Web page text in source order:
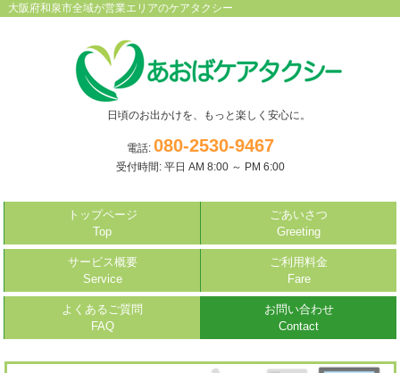
大阪府和泉市全域が営業エリアのケアタクシー
日頃のお出かけを、もっと楽しく安心に。
電話: 080-2530-9467
受付時間: 平日 AM 8:00 ～ PM 6:00
トップページ
Top
ごあいさつ
Greeting
サービス概要
Service
ご利用料金
Fare
よくあるご質問
FAQ
お問い合わせ
Contact